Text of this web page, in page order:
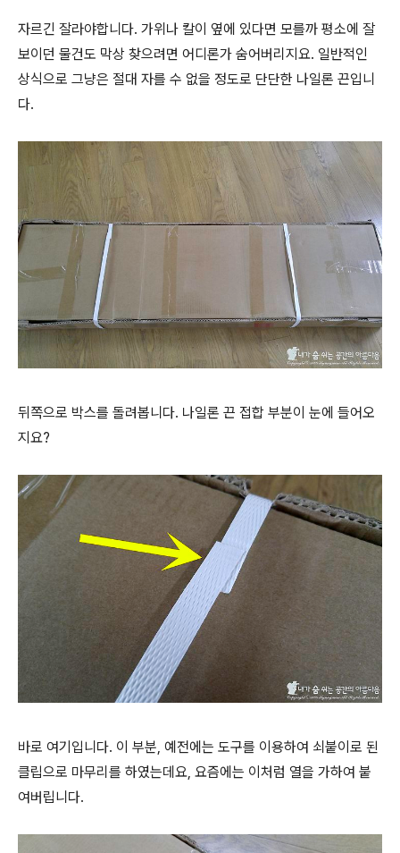
자르긴 잘라야합니다. 가위나 칼이 옆에 있다면 모를까 평소에 잘
보이던 물건도 막상 찾으려면 어디론가 숨어버리지요. 일반적인
상식으로 그냥은 절대 자를 수 없을 정도로 단단한 나일론 끈입니
다.
뒤쪽으로 박스를 돌려봅니다. 나일론 끈 접합 부분이 눈에 들어오
지요?
바로 여기입니다. 이 부분, 예전에는 도구를 이용하여 쇠붙이로 된
클립으로 마무리를 하였는데요, 요즘에는 이처럼 열을 가하여 붙
여버립니다.